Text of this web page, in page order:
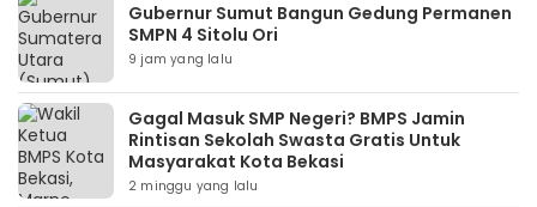
Gubernur Sumut Bangun Gedung Permanen
SMPN 4 Sitolu Ori
9 jam yang lalu
Gagal Masuk SMP Negeri? BMPS Jamin
Rintisan Sekolah Swasta Gratis Untuk
Masyarakat Kota Bekasi
2 minggu yang lalu